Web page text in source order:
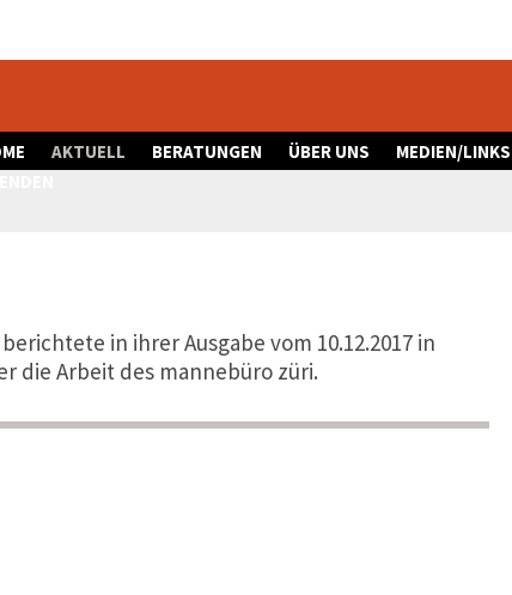
AKTUELL BERATUNGEN ÜBER UNS MEDIEN/LINKS
in ihrer Ausgabe vom 10.12.2017 in
die Arbeit des mannebüro züri.